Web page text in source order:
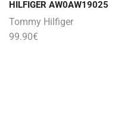
HILFIGER AW0AW19025
Tommy Hilfiger
99.90€